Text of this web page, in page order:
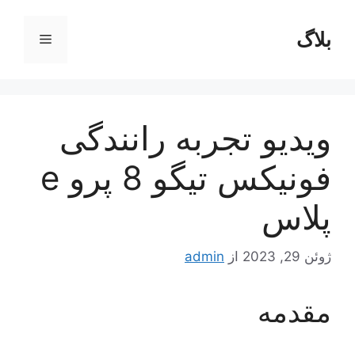
محتوابلاگ فهرست
ویدیو تجربه رانندگی
فونیکس تیگو 8 پرو e
پلاس
ژوئن 29, 2023 از admin
مقدمه